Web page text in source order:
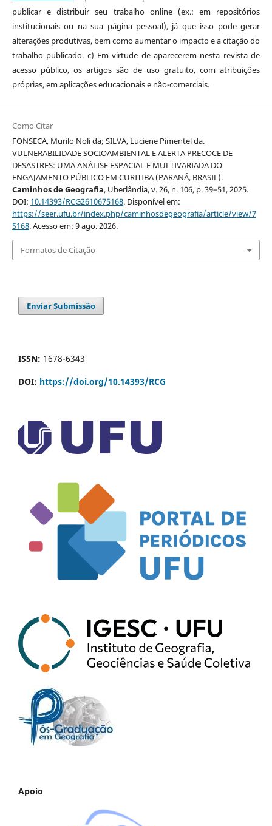
publicar e distribuir seu trabalho online (ex.: em repositórios
institucionais ou na sua página pessoal), já que isso pode gerar
alterações produtivas, bem como aumentar o impacto e a citação do
trabalho publicado. c) Em virtude de aparecerem nesta revista de
acesso público, os artigos são de uso gratuito, com atribuições
próprias, em aplicações educacionais e não-comerciais.
Como Citar
FONSECA, Murilo Noli da; SILVA, Luciene Pimentel da.
VULNERABILIDADE SOCIOAMBIENTAL E ALERTA PRECOCE DE
DESASTRES: UMA ANÁLISE ESPACIAL E MULTIVARIADA DO
ENGAJAMENTO PÚBLICO EM CURITIBA (PARANÁ, BRASIL).
Caminhos de Geografia, Uberlândia, v. 26, n. 106, p. 39–51, 2025.
DOI: 10.14393/RCG2610675168. Disponível em:
https://seer.ufu.br/index.php/caminhosdegeografia/article/view/7
5168. Acesso em: 9 ago. 2026.
Formatos de Citação
Enviar Submissão
ISSN: 1678-6343
DOI: https://doi.org/10.14393/RCG
Apoio